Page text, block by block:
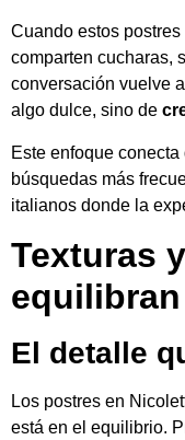
Cuando estos
comparten cucharas,
conversación vuelve
algo dulce, sino de
Este enfoque
búsquedas más
italianos donde la
Texturas
El detalle
Los postres en
está en el equilibrio.